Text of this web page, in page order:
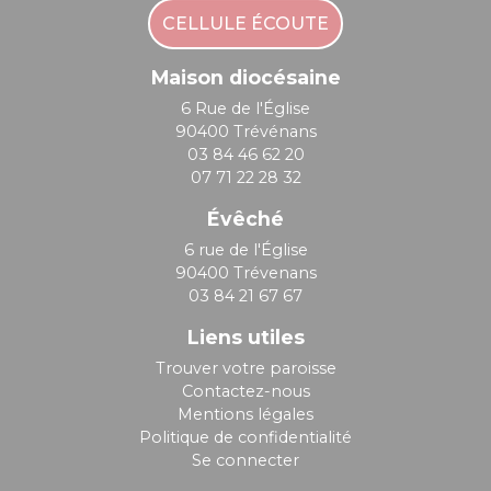
CELLULE ÉCOUTE
Maison diocésaine
6 Rue de l'Église
90400 Trévénans
03 84 46 62 20
07 71 22 28 32
Évêché
6 rue de l'Église
90400 Trévenans
03 84 21 67 67
Liens utiles
Trouver votre paroisse
Contactez-nous
Mentions légales
Politique de confidentialité
Se connecter